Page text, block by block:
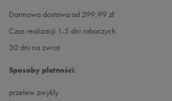
Darmowa dostawa od 299,99 zł
Czas realizacji 1-5 dni roboczych
30 dni na zwrot
Sposoby płatności:
przelew zwykły